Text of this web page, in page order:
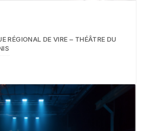
RÉGIONAL DE VIRE – THÉÂTRE DU